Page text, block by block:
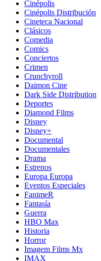
Cinépolis
Cinépolis Distribución
Cineteca Nacional
Clásicos
Comedia
Comics
Conciertos
Crimen
Crunchyroll
Daimon Cine
Dark Side Distribution
Deportes
Diamond Films
Disney
Disney+
Documental
Documentales
Drama
Estrenos
Europa Europa
Eventos Especiales
FanimeR
Fantasía
Guerra
HBO Max
Historia
Horror
Imagem Films Mx
IMAX